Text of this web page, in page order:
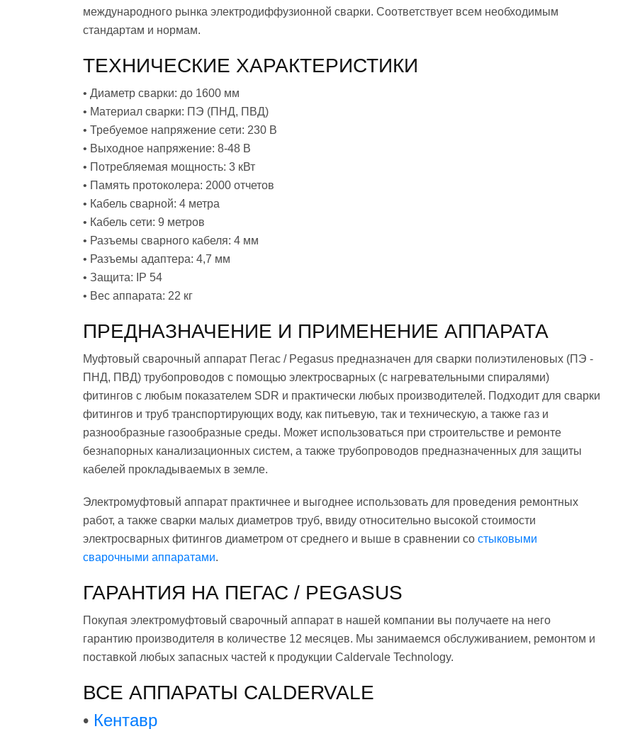
международного рынка электродиффузионной сварки. Соответствует всем необходимым
стандартам и нормам.
ТЕХНИЧЕСКИЕ ХАРАКТЕРИСТИКИ
• Диаметр сварки: до 1600 мм
• Материал сварки: ПЭ (ПНД, ПВД)
• Требуемое напряжение сети: 230 В
• Выходное напряжение: 8-48 В
• Потребляемая мощность: 3 кВт
• Память протоколера: 2000 отчетов
• Кабель сварной: 4 метра
• Кабель сети: 9 метров
• Разъемы сварного кабеля: 4 мм
• Разъемы адаптера: 4,7 мм
• Защита: IP 54
• Вес аппарата: 22 кг
ПРЕДНАЗНАЧЕНИЕ И ПРИМЕНЕНИЕ АППАРАТА
Муфтовый сварочный аппарат Пегас / Pegasus предназначен для сварки полиэтиленовых (ПЭ -
ПНД, ПВД) трубопроводов с помощью электросварных (с нагревательными спиралями)
фитингов с любым показателем SDR и практически любых производителей. Подходит для сварки
фитингов и труб транспортирующих воду, как питьевую, так и техническую, а также газ и
разнообразные газообразные среды. Может использоваться при строительстве и ремонте
безнапорных канализационных систем, а также трубопроводов предназначенных для защиты
кабелей прокладываемых в земле.
Электромуфтовый аппарат практичнее и выгоднее использовать для проведения ремонтных
работ, а также сварки малых диаметров труб, ввиду относительно высокой стоимости
электросварных фитингов диаметром от среднего и выше в сравнении со стыковыми
сварочными аппаратами.
ГАРАНТИЯ НА ПЕГАС / PEGASUS
Покупая электромуфтовый сварочный аппарат в нашей компании вы получаете на него
гарантию производителя в количестве 12 месяцев. Мы занимаемся обслуживанием, ремонтом и
поставкой любых запасных частей к продукции Caldervale Technology.
ВСЕ АППАРАТЫ CALDERVALE
• Кентавр